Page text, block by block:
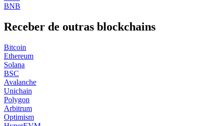
BNB
Receber de outras blockchains
Bitcoin
Ethereum
Solana
BSC
Avalanche
Unichain
Polygon
Arbitrum
Optimism